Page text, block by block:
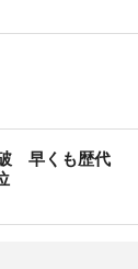
破 早くも歴代